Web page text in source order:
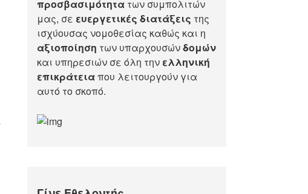
προσβασιμότητα των συμπολιτών
μας, σε ευεργετικές διατάξεις της
ισχύουσας νομοθεσίας καθώς και η
αξιοποίηση των υπαρχουσώνδομών
και υπηρεσιών σε όλη την ελληνική
επικράτειαπου λειτουργούν για
αυτό το σκοπό.​